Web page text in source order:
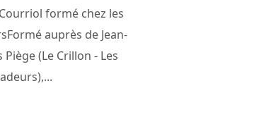
formé chez les
auprès de Jean-
Piège (Le Crillon - Les